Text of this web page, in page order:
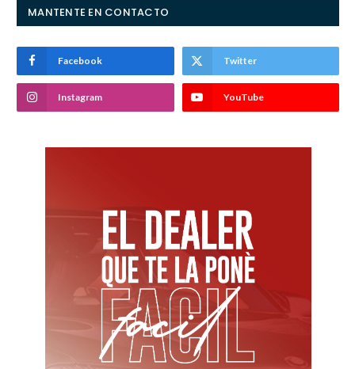
MANTENTE EN CONTACTO
Facebook Twitter
Instagram YouTube